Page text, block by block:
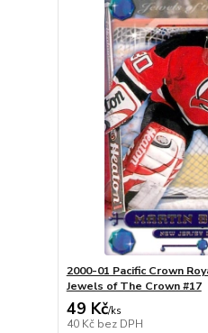
2000-01 Pacific Crown
Jewels of The Crown #17
49 Kč/ks
40 Kč bez DPH